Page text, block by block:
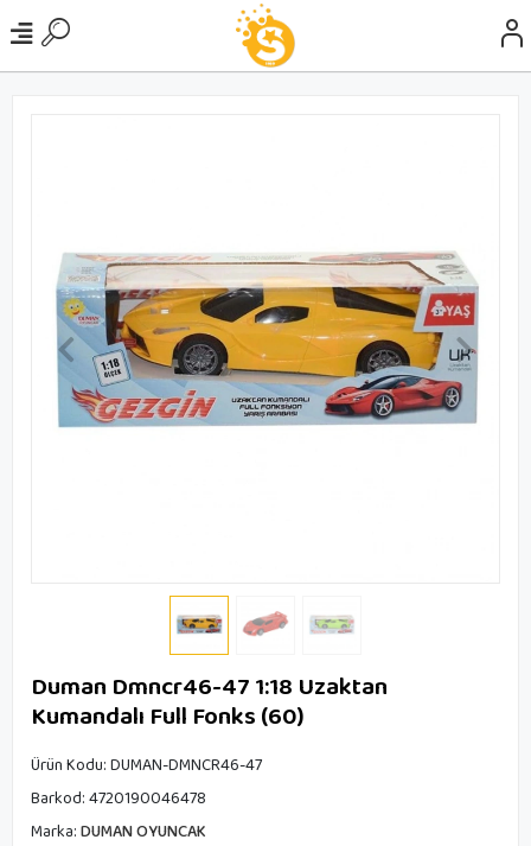
Duman Dmncr46-47 1:18 Uzaktan
Kumandalı Full Fonks (60)
Ürün Kodu:DUMAN-DMNCR46-47
Barkod:4720190046478
Marka:DUMAN OYUNCAK